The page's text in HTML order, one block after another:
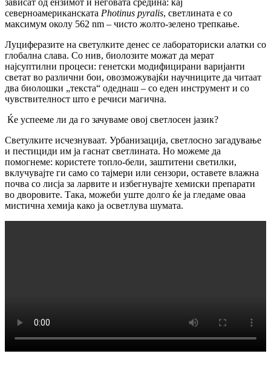
северноамериканската Photinus pyralis, светлината е со
максимум околу 562 nm – чисто жолто-зелено трепкање.
Луциферазите на светулките денес се лабораториски алатки со
глобална слава. Со нив, биолозите можат да мерат
најсуптилни процеси: генетски модифицирани варијанти
светат во различни бои, овозможувајќи научниците да читаат
два биолошки „текста“ одеднаш – со еден инструмент и со
чувствителност што е речиси магична.
Ќе успееме ли да го зачуваме овој светлосен јазик?
Светулките исчезнуваат. Урбанизација, светлосно загадување
и пестициди им ја гаснат светлината. Но можеме да
помогнеме: користете топло-бели, заштитени светилки,
вклучувајте ги само со тајмери или сензори, оставете влажна
почва со лисја за ларвите и избегнувајте хемиски препарати
во дворовите. Така, можеби уште долго ќе ја гледаме оваа
мистична хемија како ја осветлува шумата.